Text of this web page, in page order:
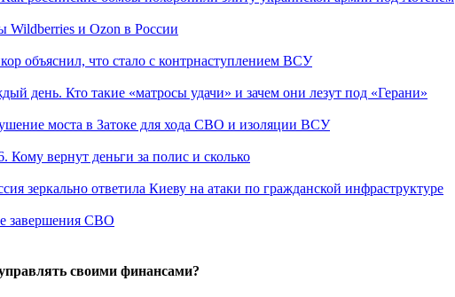
Wildberries и Ozon в России
объяснил, что стало с контрнаступлением ВСУ
день. Кто такие «матросы удачи» и зачем они лезут под «Герани»
моста в Затоке для хода СВО и изоляции ВСУ
вернут деньги за полис и сколько
зеркально ответила Киеву на атаки по гражданской инфраструктуре
завершения СВО
своими финансами?